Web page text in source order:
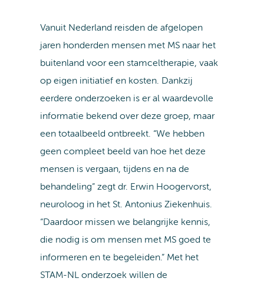
Vanuit Nederland reisden de afgelopen
jaren honderden mensen met MS naar het
buitenland voor een stamceltherapie, vaak
op eigen initiatief en kosten. Dankzij
eerdere onderzoeken is er al waardevolle
informatie bekend over deze groep, maar
een totaalbeeld ontbreekt. “We hebben
geen compleet beeld van hoe het deze
mensen is vergaan, tijdens en na de
behandeling” zegt dr. Erwin Hoogervorst,
neuroloog in het St. Antonius Ziekenhuis.
“Daardoor missen we belangrijke kennis,
die nodig is om mensen met MS goed te
informeren en te begeleiden.” Met het
STAM-NL onderzoek willen de